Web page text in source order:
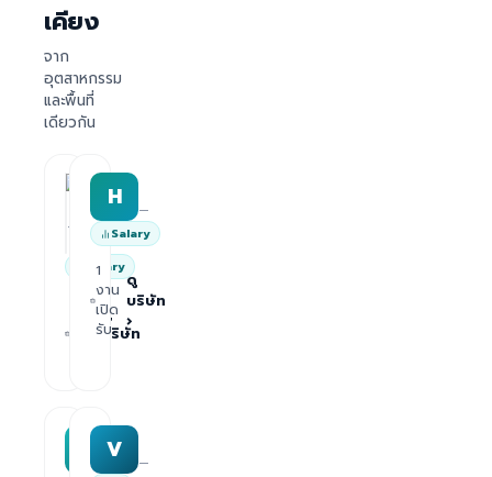
เคียง
จาก
อุตสาหกรรม
และพื้นที่
เดียวกัน
AiROVA AI Consultant
—
Salary
ดู
บริษัท
H —
Salary
1
งาน
เปิด
รับ
ดู
บริษัท
›
MAA group
—
V —